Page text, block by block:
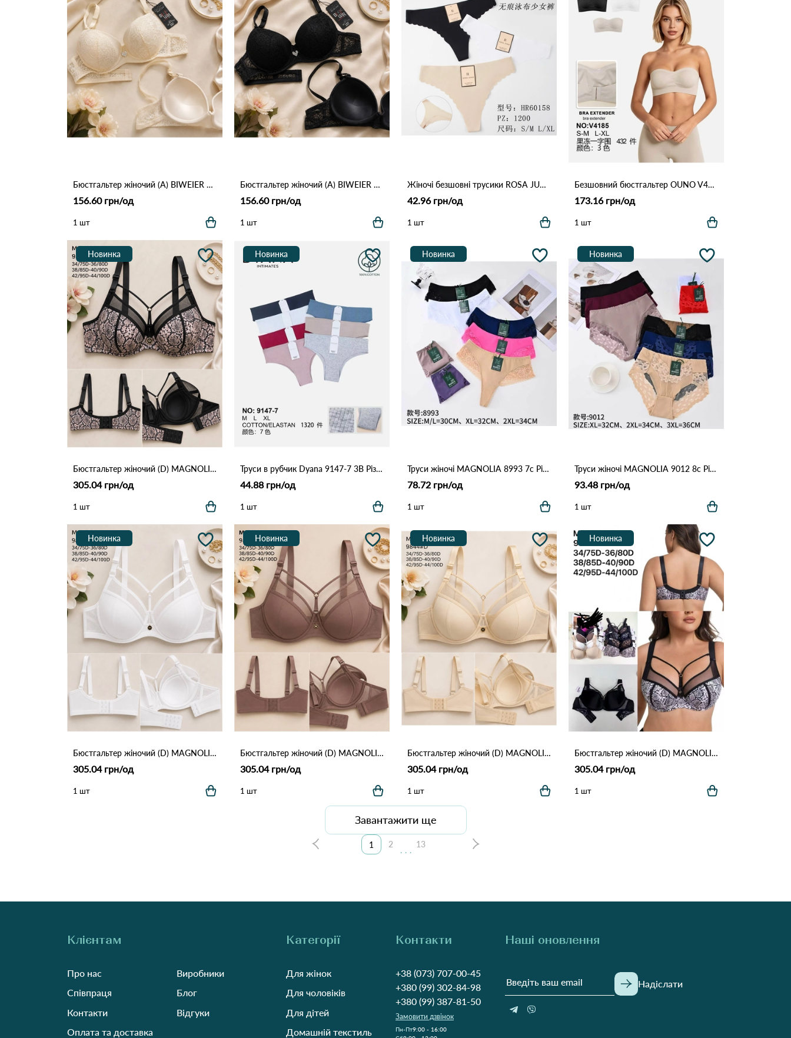
Бюстгальтер жіночий (A) BIWEIER 88272-1 Бежевий
156.60 грн/од
1 шт
Бюстгальтер жіночий (A) BIWEIER 88272-1 Чорний
156.60 грн/од
1 шт
Жіночі безшовні трусики ROSA JUNIO HR60158 Різні кольори
42.96 грн/од
1 шт
Безшовний бюстгальтер OUNO V4185 (S-M / L-XL) Різні кольори
173.16 грн/од
1 шт
Новинка
Бюстгальтер жіночий (D) MAGNOLIA 9844 Пітон
305.04 грн/од
1 шт
Новинка
Труси в рубчик Dyana 9147-7 3В Різні кольори
44.88 грн/од
1 шт
Новинка
Труси жіночі MAGNOLIA 8993 7с Різні кольори
78.72 грн/од
1 шт
Новинка
Труси жіночі MAGNOLIA 9012 8с Різні кольори
93.48 грн/од
1 шт
Новинка
Бюстгальтер жіночий (D) MAGNOLIA 9844 Білий
305.04 грн/од
1 шт
Новинка
Бюстгальтер жіночий (D) MAGNOLIA 9844 Кофейний
305.04 грн/од
1 шт
Новинка
Бюстгальтер жіночий (D) MAGNOLIA 9844 Бежевий
305.04 грн/од
1 шт
Новинка
Бюстгальтер жіночий (D) MAGNOLIA 9844 Чорний
305.04 грн/од
1 шт
Завантажити ще
1 2
...
13
Клієнтам
Про нас
Співпраця
Контакти
Оплата та доставка
Виробники
Блог
Відгуки
Категорії
Для жінок
Для чоловіків
Для дітей
Домашній текстиль
Контакти
+38 (073) 707-00-45
+380 (99) 302-84-98
+380 (99) 387-81-50
Замовити дзвінок
Пн-Пт9:00 - 16:00
Наші оновлення
Надіслати